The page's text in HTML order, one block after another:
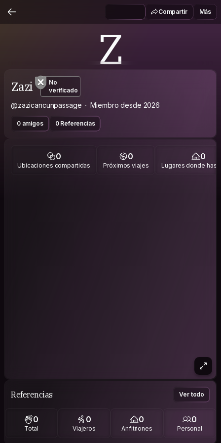
Compartir Más
Z
Zazi
No
verificado
@zazicancunpassage Miembro desde 2026
0 amigos 0 Referencias
0
Ubicaciones compartidas
0
Próximos viajes
0
Lugares donde has
Referencias Ver todo
0
Total
0
Viajeros
0
Anfitriones
0
Personal